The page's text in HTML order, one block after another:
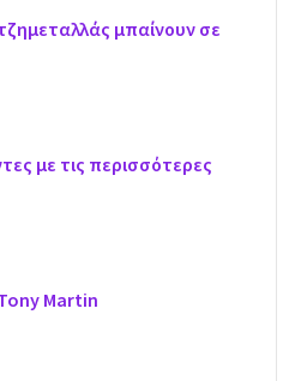
μπαίνουν σε
με τις περισσότερες
Martin